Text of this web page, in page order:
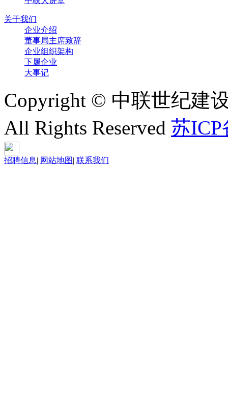
关于我们
企业介绍
董事局主席致辞
企业组织架构
下属企业
大事记
Copyright © 中联世纪建
All Rights Reserved 苏ICP
招聘信息| 网站地图| 联系我们